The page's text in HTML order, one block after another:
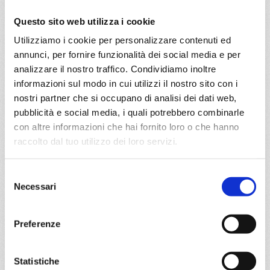
Questo sito web utilizza i cookie
Utilizziamo i cookie per personalizzare contenuti ed
annunci, per fornire funzionalità dei social media e per
analizzare il nostro traffico. Condividiamo inoltre
informazioni sul modo in cui utilizzi il nostro sito con i
nostri partner che si occupano di analisi dei dati web,
pubblicità e social media, i quali potrebbero combinarle
con altre informazioni che hai fornito loro o che hanno
raccolto dal tuo utilizzo dei loro servizi.
delNecessari
Preferenze
Statistiche
a partire da
€ 893
DETTAGLI
Caraibi 8 giorni
da Fort De FranceconMSC
World